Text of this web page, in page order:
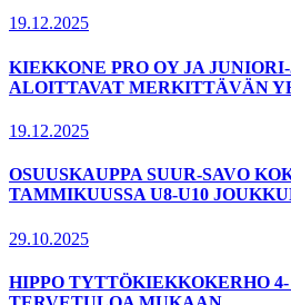
19.12.2025
KIEKKONE PRO OY JA
ALOITTAVAT MERKITTÄVÄN
19.12.2025
OSUUSKAUPPA SUUR-SAVO
TAMMIKUUSSA U8-U10
29.10.2025
HIPPO TYTTÖKIEKKOKERHO